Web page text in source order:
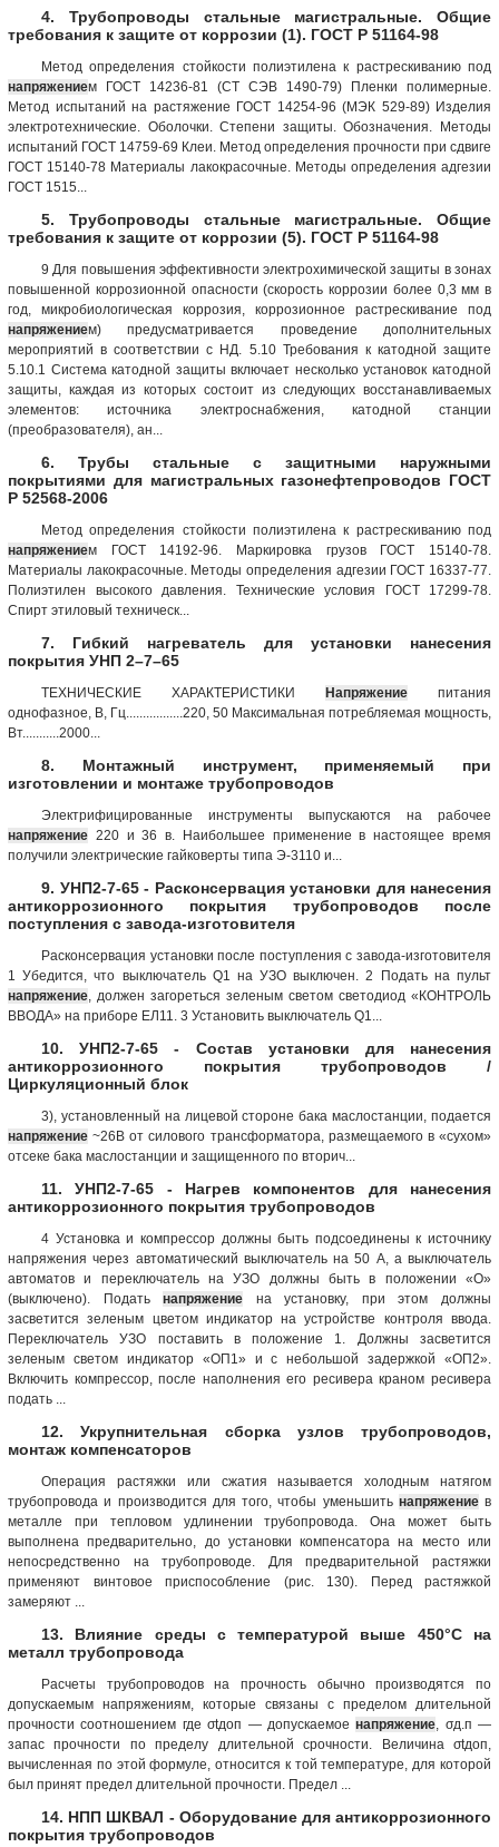
4. Трубопроводы стальные магистральные. Общие
требования к защите от коррозии (1). ГОСТ Р 51164-98
Метод определения стойкости полиэтилена к растрескиванию под
напряжением ГОСТ 14236-81 (СТ СЭВ 1490-79) Пленки полимерные.
Метод испытаний на растяжение ГОСТ 14254-96 (МЭК 529-89) Изделия
электротехнические. Оболочки. Степени защиты. Обозначения. Методы
испытаний ГОСТ 14759-69 Клеи. Метод определения прочности при сдвиге
ГОСТ 15140-78 Материалы лакокрасочные. Методы определения адгезии
ГОСТ 1515...
5. Трубопроводы стальные магистральные. Общие
требования к защите от коррозии (5). ГОСТ Р 51164-98
9 Для повышения эффективности электрохимической защиты в зонах
повышенной коррозионной опасности (скорость коррозии более 0,3 мм в
год, микробиологическая коррозия, коррозионное растрескивание под
напряжением) предусматривается проведение дополнительных
мероприятий в соответствии с НД. 5.10 Требования к катодной защите
5.10.1 Система катодной защиты включает несколько установок катодной
защиты, каждая из которых состоит из следующих восстанавливаемых
элементов: источника электроснабжения, катодной станции
(преобразователя), ан...
6. Трубы стальные с защитными наружными
покрытиями для магистральных газонефтепроводов ГОСТ
Р 52568-2006
Метод определения стойкости полиэтилена к растрескиванию под
напряжением ГОСТ 14192-96. Маркировка грузов ГОСТ 15140-78.
Материалы лакокрасочные. Методы определения адгезии ГОСТ 16337-77.
Полиэтилен высокого давления. Технические условия ГОСТ 17299-78.
Спирт этиловый техническ...
7. Гибкий нагреватель для установки нанесения
покрытия УНП 2–7–65
ТЕХНИЧЕСКИЕ ХАРАКТЕРИСТИКИ Напряжение питания
однофазное, В, Гц.................220, 50 Максимальная потребляемая мощность,
Вт...........2000...
8. Монтажный инструмент, применяемый при
изготовлении и монтаже трубопроводов
Электрифицированные инструменты выпускаются на рабочее
напряжение 220 и 36 в. Наибольшее применение в настоящее время
получили электрические гайковерты типа Э-3110 и...
9. УНП2-7-65 - Расконсервация установки для нанесения
антикоррозионного покрытия трубопроводов после
поступления с завода-изготовителя
Расконсервация установки после поступления с завода-изготовителя
1 Убедится, что выключатель Q1 на УЗО выключен. 2 Подать на пульт
напряжение , должен загореться зеленым светом светодиод «КОНТРОЛЬ
ВВОДА» на приборе ЕЛ11. 3 Установить выключатель Q1...
10. УНП2-7-65 - Состав установки для нанесения
антикоррозионного покрытия трубопроводов /
Циркуляционный блок
3), установленный на лицевой стороне бака маслостанции, подается
напряжение ~26В от силового трансформатора, размещаемого в «сухом»
отсеке бака маслостанции и защищенного по вторич...
11. УНП2-7-65 - Нагрев компонентов для нанесения
антикоррозионного покрытия трубопроводов
4 Установка и компрессор должны быть подсоединены к источнику
напряжения через автоматический выключатель на 50 А, а выключатель
автоматов и переключатель на УЗО должны быть в положении «О»
(выключено). Податьнапряжение на установку, при этом должны
засветится зеленым цветом индикатор на устройстве контроля ввода.
Переключатель УЗО поставить в положение 1. Должны засветится
зеленым светом индикатор «ОП1» и с небольшой задержкой «ОП2».
Включить компрессор, после наполнения его ресивера краном ресивера
подать ...
12. Укрупнительная сборка узлов трубопроводов,
монтаж компенсаторов
Операция растяжки или сжатия называется холодным натягом
трубопровода и производится для того, чтобы уменьшить напряжениев
металле при тепловом удлинении трубопровода. Она может быть
выполнена предварительно, до установки компенсатора на место или
непосредственно на трубопроводе. Для предварительной растяжки
применяют винтовое приспособление (рис. 130). Перед растяжкой
замеряют ...
13. Влияние среды с температурой выше 450°С на
металл трубопровода
Расчеты трубопроводов на прочность обычно производятся по
допускаемым напряжениям, которые связаны с пределом длительной
прочности соотношением где σtдоп — допускаемоенапряжение , σд.п —
запас прочности по пределу длительной срочности. Величина σtдоп,
вычисленная по этой формуле, относится к той температуре, для которой
был принят предел длительной прочности. Предел ...
14. НПП ШКВАЛ - Оборудование для антикоррозионного
покрытия трубопроводов